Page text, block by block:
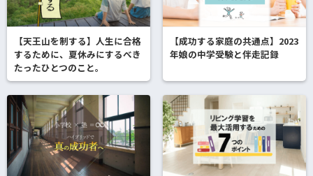
【天王山を制する】人生に合格
するために、夏休みにするべき
たったひとつのこと。
【成功する家庭の共通点】2023
年娘の中学受験と伴走記録